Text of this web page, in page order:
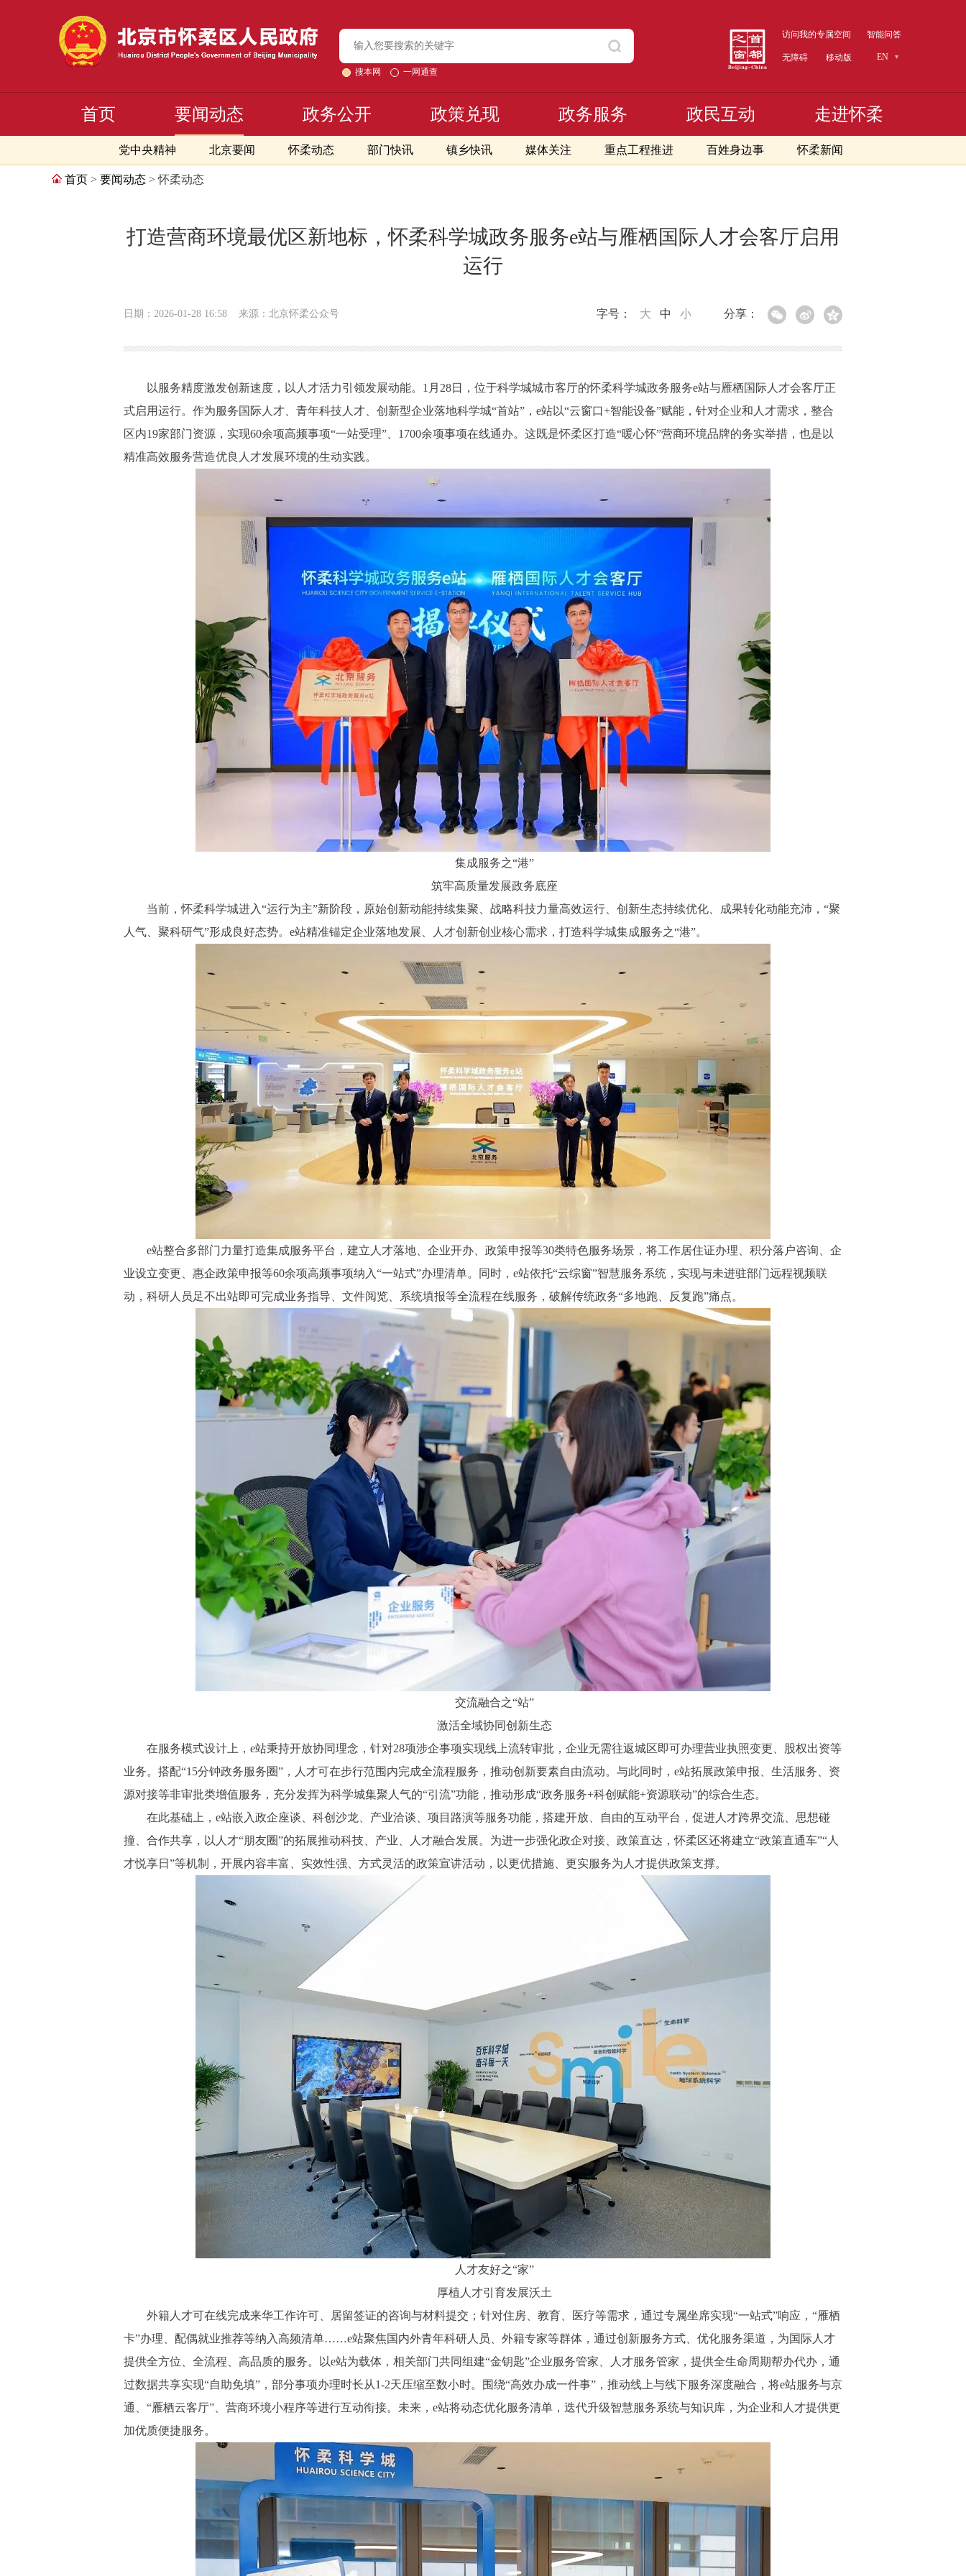
搜本网 一网通查
访问我的专属空间 智能问答
无障碍 移动版 EN
首页 要闻动态
党中央精神 北京要闻 怀柔动态 部门快讯 镇乡快讯 媒体关注 重点工程推进 百姓身边事 怀柔新闻
政务公开 政策兑现 政务服务 政民互动 走进怀柔
首页 > 要闻动态 > 怀柔动态
打造营商环境最优区新地标，怀柔科学城政务服务e站与雁栖国际人才会客厅启用
运行
日期：2026-01-28 16:58 来源：北京怀柔公众号 分享：
字号： 大 中 小
以服务精度激发创新速度，以人才活力引领发展动能。1月28日，位于科学城城市客厅的怀柔科学城政务服务e站与雁栖国际人才会客厅正
式启用运行。作为服务国际人才、青年科技人才、创新型企业落地科学城“首站”，e站以“云窗口+智能设备”赋能，针对企业和人才需求，整合
区内19家部门资源，实现60余项高频事项“一站受理”、1700余项事项在线通办。这既是怀柔区打造“暖心怀”营商环境品牌的务实举措，也是以
精准高效服务营造优良人才发展环境的生动实践。
集成服务之“港”
筑牢高质量发展政务底座
当前，怀柔科学城进入“运行为主”新阶段，原始创新动能持续集聚、战略科技力量高效运行、创新生态持续优化、成果转化动能充沛，“聚
人气、聚科研气”形成良好态势。e站精准锚定企业落地发展、人才创新创业核心需求，打造科学城集成服务之“港”。
e站整合多部门力量打造集成服务平台，建立人才落地、企业开办、政策申报等30类特色服务场景，将工作居住证办理、积分落户咨询、企
业设立变更、惠企政策申报等60余项高频事项纳入“一站式”办理清单。同时，e站依托“云综窗”智慧服务系统，实现与未进驻部门远程视频联
动，科研人员足不出站即可完成业务指导、文件阅览、系统填报等全流程在线服务，破解传统政务“多地跑、反复跑”痛点。
交流融合之“站”
激活全域协同创新生态
在服务模式设计上，e站秉持开放协同理念，针对28项涉企事项实现线上流转审批，企业无需往返城区即可办理营业执照变更、股权出资等
业务。搭配“15分钟政务服务圈”，人才可在步行范围内完成全流程服务，推动创新要素自由流动。与此同时，e站拓展政策申报、生活服务、资
源对接等非审批类增值服务，充分发挥为科学城集聚人气的“引流”功能，推动形成“政务服务+科创赋能+资源联动”的综合生态。
在此基础上，e站嵌入政企座谈、科创沙龙、产业洽谈、项目路演等服务功能，搭建开放、自由的互动平台，促进人才跨界交流、思想碰
撞、合作共享，以人才“朋友圈”的拓展推动科技、产业、人才融合发展。为进一步强化政企对接、政策直达，怀柔区还将建立“政策直通车”“人
才悦享日”等机制，开展内容丰富、实效性强、方式灵活的政策宣讲活动，以更优措施、更实服务为人才提供政策支撑。
人才友好之“家”
厚植人才引育发展沃土
外籍人才可在线完成来华工作许可、居留签证的咨询与材料提交；针对住房、教育、医疗等需求，通过专属坐席实现“一站式”响应，“雁栖
卡”办理、配偶就业推荐等纳入高频清单……e站聚焦国内外青年科研人员、外籍专家等群体，通过创新服务方式、优化服务渠道，为国际人才
提供全方位、全流程、高品质的服务。以e站为载体，相关部门共同组建“金钥匙”企业服务管家、人才服务管家，提供全生命周期帮办代办，通
过数据共享实现“自助免填”，部分事项办理时长从1-2天压缩至数小时。围绕“高效办成一件事”，推动线上与线下服务深度融合，将e站服务与京
通、“雁栖云客厅”、营商环境小程序等进行互动衔接。未来，e站将动态优化服务清单，迭代升级智慧服务系统与知识库，为企业和人才提供更
加优质便捷服务。